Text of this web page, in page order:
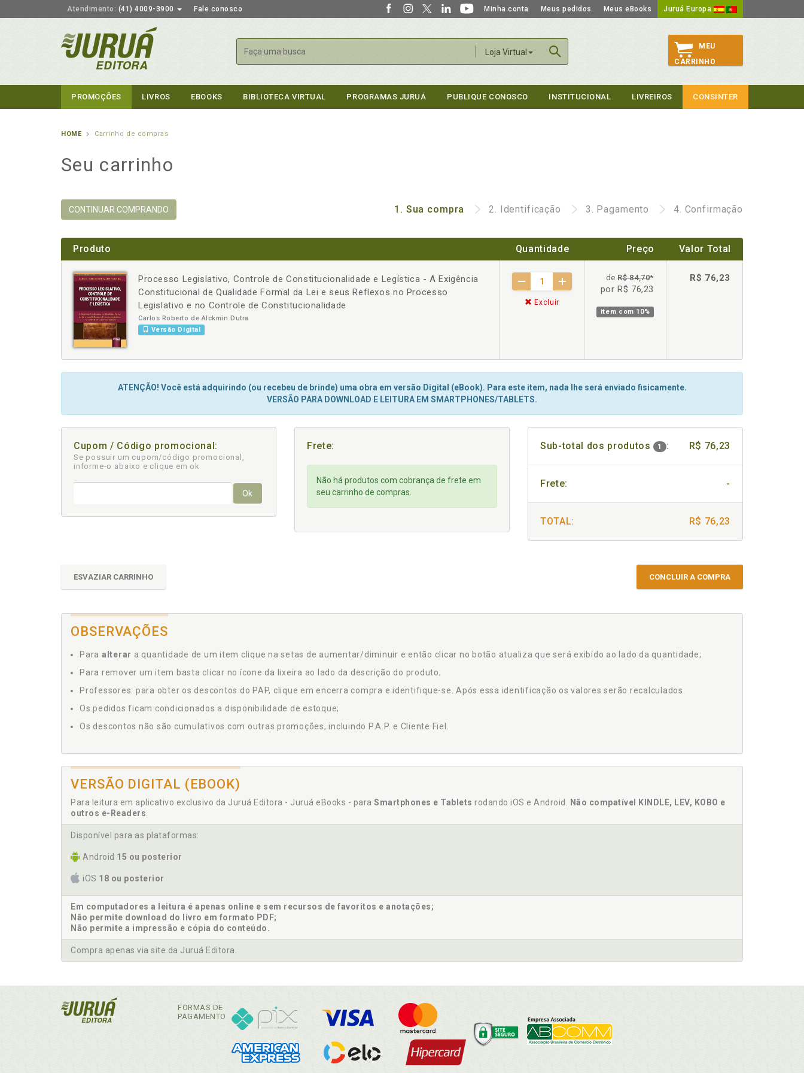
Atendimento: (41) 4009-3900 Fale conosco Minha conta Meus pedidos Meus eBooks Juruá Europa
Loja Virtual
Buscar
MEU
CARRINHO
PROMOÇÕES LIVROS EBOOKS BIBLIOTECA VIRTUAL PROGRAMAS JURUÁ PUBLIQUE CONOSCO INSTITUCIONAL LIVREIROS CONSINTER
HOME Carrinho de compras
Seu carrinho
CONTINUAR COMPRANDO 1. Sua compra 2. Identificação 3. Pagamento 4. Confirmação
Produto Quantidade Preço Valor Total
Processo Legislativo, Controle de Constitucionalidade e Legística - A Exigência
Constitucional de Qualidade Formal da Lei e seus Reflexos no Processo
Legislativo e no Controle de Constitucionalidade
Carlos Roberto de Alckmin Dutra
Versão Digital
- +
Excluir
deR$ 84,70*
por R$ 76,23
item com 10%
R$ 76,23
ATENÇÃO! Você está adquirindo (ou recebeu de brinde) uma obra em versão Digital (eBook). Para este item, nada lhe será enviado fisicamente.
VERSÃO PARA DOWNLOAD E LEITURA EM SMARTPHONES/TABLETS.
Cupom / Código promocional:
Se possuir um cupom/código promocional,
informe-o abaixo e clique em ok
Ok
Frete:
Não há produtos com cobrança de frete em
seu carrinho de compras.
Sub-total dos produtos 1 : R$ 76,23
Frete: -
TOTAL: R$ 76,23
ESVAZIAR CARRINHO CONCLUIR A COMPRA
OBSERVAÇÕES
Para alterar a quantidade de um item clique na setas de aumentar/diminuir e então clicar no botão atualiza que será exibido ao lado da quantidade;
Para remover um item basta clicar no ícone da lixeira ao lado da descrição do produto;
Professores: para obter os descontos do PAP, clique em encerra compra e identifique-se. Após essa identificação os valores serão recalculados.
Os pedidos ficam condicionados a disponibilidade de estoque;
Os descontos não são cumulativos com outras promoções, incluindo P.A.P. e Cliente Fiel.
VERSÃO DIGITAL (EBOOK)
Para leitura em aplicativo exclusivo da Juruá Editora - Juruá eBooks - para Smartphones e Tablets rodando iOS e Android.
Não compatível KINDLE, LEV, KOBO e
outros e-Readers
Disponível para as plataformas:
Android 15 ou posterior
iOS 18 ou posterior
Em computadores a leitura é apenas online e sem recursos de favoritos e anotações;
Não permite download do livro em formato PDF;
Não permite a impressão e cópia do conteúdo.
Compra apenas via site da Juruá Editora.
FORMAS DE
PAGAMENTO